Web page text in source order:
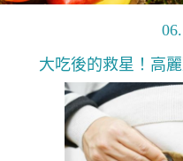
大吃後的救星！高